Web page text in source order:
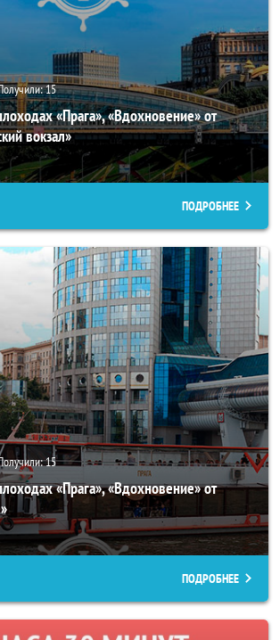
15
«Прага», «Вдохновение» от
вокзал»
ПОДРОБНЕЕ
15
«Прага», «Вдохновение» от
ПОДРОБНЕЕ